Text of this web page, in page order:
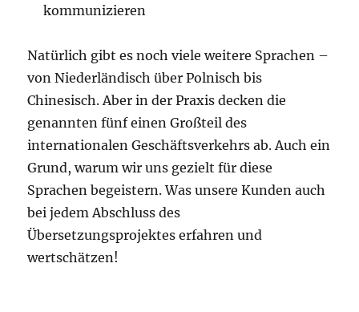
kommunizieren
Natürlich gibt es noch viele weitere Sprachen –
von Niederländisch über Polnisch bis
Chinesisch. Aber in der Praxis decken die
genannten fünf einen Großteil des
internationalen Geschäftsverkehrs ab. Auch ein
Grund, warum wir uns gezielt für diese
Sprachen begeistern. Was unsere Kunden auch
bei jedem Abschluss des
Übersetzungsprojektes erfahren und
wertschätzen!